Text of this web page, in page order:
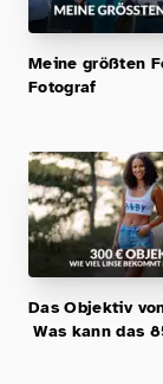
Meine größten
Fotograf
Das Objektiv
Was kann das